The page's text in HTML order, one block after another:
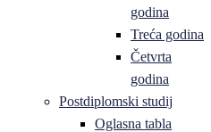
godina
Treća godina
Četvrta
godina
Postdiplomski studij
Oglasna tabla